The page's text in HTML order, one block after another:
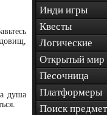
душа
Инди игры
Квесты
Логические
Открытый мир
Песочница
Платформеры
Поиск